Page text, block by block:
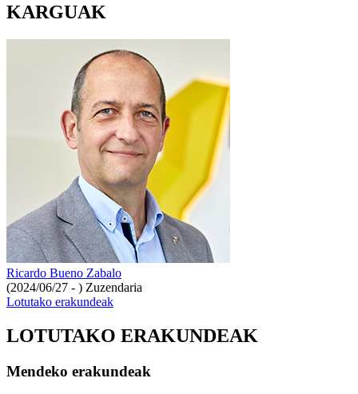
KARGUAK
Ricardo Bueno Zabalo
(2024/06/27 - ) Zuzendaria
Lotutako erakundeak
LOTUTAKO ERAKUNDEAK
Mendeko erakundeak